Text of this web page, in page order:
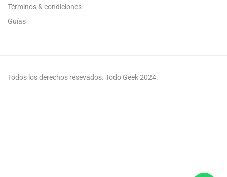
Términos & condiciones
Guías
Todos los derechos resevados. Todo Geek 2024.